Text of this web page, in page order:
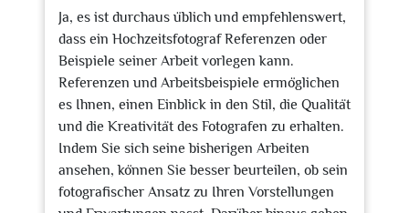
Ja, es ist durchaus üblich und empfehlenswert,
dass ein Hochzeitsfotograf Referenzen oder
Beispiele seiner Arbeit vorlegen kann.
Referenzen und Arbeitsbeispiele ermöglichen
es Ihnen, einen Einblick in den Stil, die Qualität
und die Kreativität des Fotografen zu erhalten.
Indem Sie sich seine bisherigen Arbeiten
ansehen, können Sie besser beurteilen, ob sein
fotografischer Ansatz zu Ihren Vorstellungen